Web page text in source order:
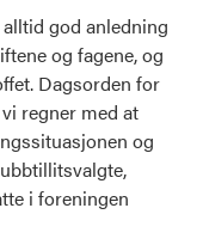
god anledning
og fagene, og
Dagsorden for
regner med at
og
i foreningen